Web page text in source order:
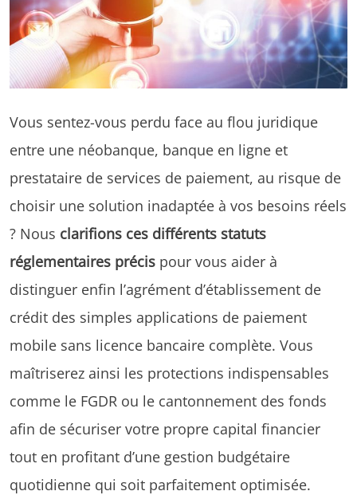
Vous sentez-vous perdu face au flou juridique
entre une néobanque, banque en ligne et
prestataire de services de paiement, au risque de
choisir une solution inadaptée à vos besoins réels
? Nous clarifions ces différents statuts
réglementaires précis pour vous aider à
distinguer enfin l’agrément d’établissement de
crédit des simples applications de paiement
mobile sans licence bancaire complète. Vous
maîtriserez ainsi les protections indispensables
comme le FGDR ou le cantonnement des fonds
afin de sécuriser votre propre capital financier
tout en profitant d’une gestion budgétaire
quotidienne qui soit parfaitement optimisée.